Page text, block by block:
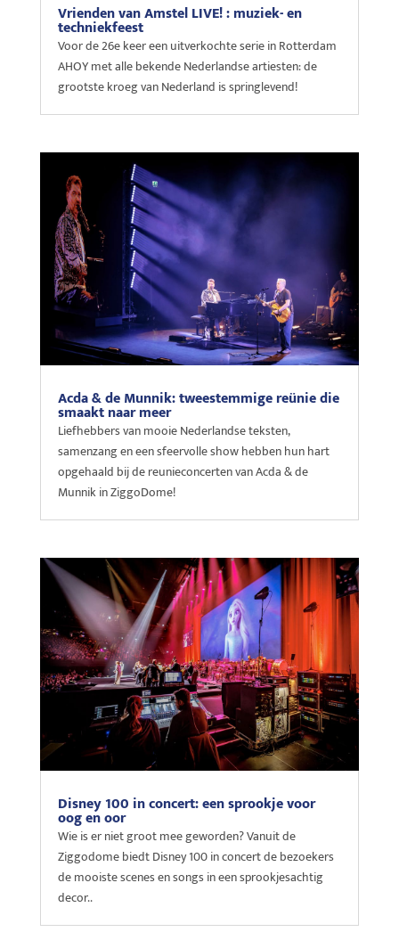
Vrienden van Amstel LIVE! : muziek- en
techniekfeest
Voor de 26e keer een uitverkochte serie in Rotterdam
AHOY met alle bekende Nederlandse artiesten: de
grootste kroeg van Nederland is springlevend!
Acda & de Munnik: tweestemmige reünie die
smaakt naar meer
Liefhebbers van mooie Nederlandse teksten,
samenzang en een sfeervolle show hebben hun hart
opgehaald bij de reunieconcerten van Acda & de
Munnik in ZiggoDome!
Disney 100 in concert: een sprookje voor
oog en oor
Wie is er niet groot mee geworden? Vanuit de
Ziggodome biedt Disney 100 in concert de bezoekers
de mooiste scenes en songs in een sprookjesachtig
decor..